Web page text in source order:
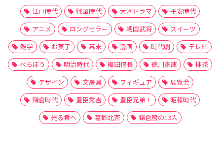
江戸時代 戦国時代 大河ドラマ
平安時代
アニメ
ロングセラー 戦国武将
スイーツ
雑学
お菓子 幕末 漫画 時代劇
テレビ
べらぼう
明治時代 織田信長 徳川家康
抹茶
デザイン
文房具 フィギュア
展覧会
鎌倉時代
豊臣秀吉 豊臣兄弟！
昭和時代
光る君へ
葛飾北斎 鎌倉殿の13人